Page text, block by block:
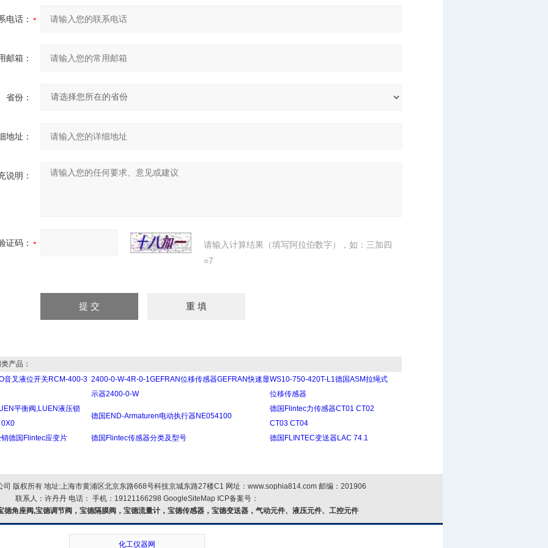
电话：
邮箱：
省份：
地址：
说明：
证码：
请输入计算结果（填写阿拉伯数字），如：三加四
=7
产品：
音叉液位开关RCM-400-3 2400-0-W-4R-0-1GEFRAN位移传感器GEFRAN快速显
示器2400-0-W
WS10-750-420T-L1德国ASM拉绳式
位移传感器
平衡阀,LUEN液压锁
德国END-Armaturen电动执行器NE054100
德国Flintec力传感器CT01 CT02
CT03 CT04
销德国Flintec应变片
德国Flintec传感器分类及型号 德国FLINTEC变送器LAC 74.1
版权所有 地址:上海市黄浦区北京东路668号科技京城东路27楼C1 网址： www.sophia814.com邮编：201906
联系人：许丹丹 电话： 手机：19121166298 GoogleSiteMap ICP备案号：
德角座阀,宝德调节阀，宝德隔膜阀，宝德流量计，宝德传感器，宝德变送器，气动元件、液压元件、工控元件
化工仪器网